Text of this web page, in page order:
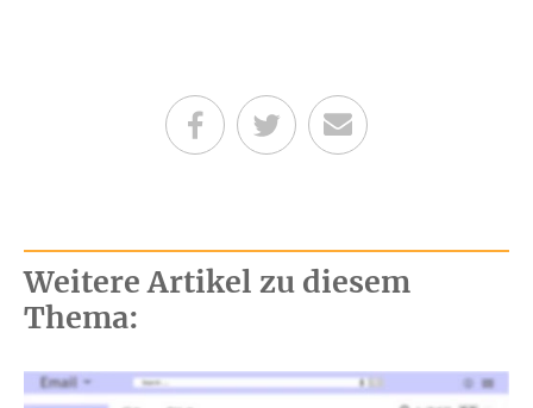
Teilen auf Facebook
Teilen auf Twitter
Per E-Mail senden
Weitere Artikel zu diesem
Thema: